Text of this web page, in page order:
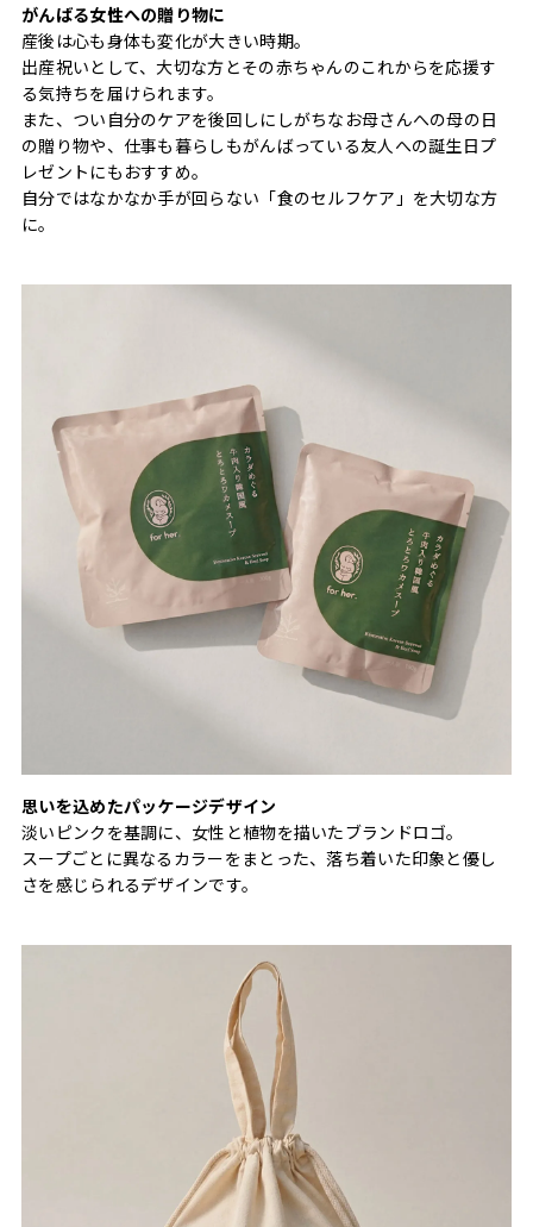
がんばる女性への贈り物に
産後は心も身体も変化が大きい時期。
出産祝いとして、大切な方とその赤ちゃんのこれからを応援す
る気持ちを届けられます。
また、つい自分のケアを後回しにしがちなお母さんへの母の日
の贈り物や、仕事も暮らしもがんばっている友人への誕生日プ
レゼントにもおすすめ。
自分ではなかなか手が回らない「食のセルフケア」を大切な方
に。
思いを込めたパッケージデザイン
淡いピンクを基調に、女性と植物を描いたブランドロゴ。
スープごとに異なるカラーをまとった、落ち着いた印象と優し
さを感じられるデザインです。